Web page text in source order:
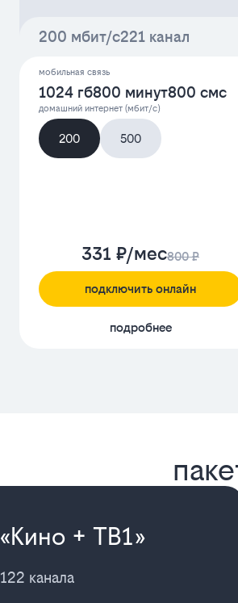
200 мбит/с221 канал
мобильная связь
1024 гб800 минут800 смс
домашний интернет (мбит/с)
200 500
331 ₽/мес800 ₽
подключить онлайн
подробнее
«Кино + ТВ1»
122 канала